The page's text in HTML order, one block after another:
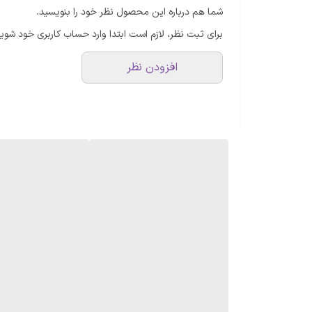
شما هم درباره این محصول نظر خود را بنویسید.
برای ثبت نظر، لازم است ابتدا وارد حساب کاربری خود
افزودن نظر